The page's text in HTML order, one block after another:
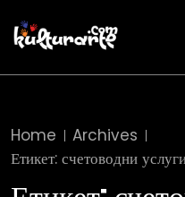
Home
Archives
Етикет: счетоводни